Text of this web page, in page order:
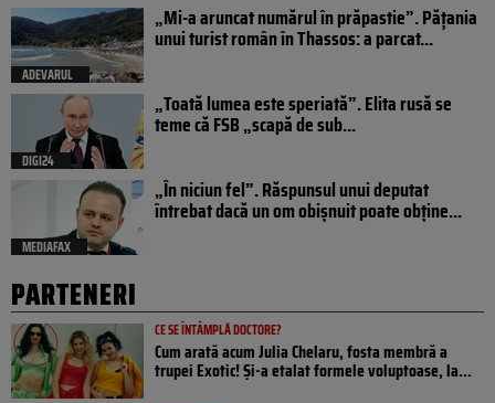
ADEVARUL
„Mi-a aruncat numărul în prăpastie”. Pățania
unui turist român în Thassos: a parcat...
DIGI24
„Toată lumea este speriată”. Elita rusă se
teme că FSB „scapă de sub...
MEDIAFAX
„În niciun fel”. Răspunsul unui deputat
întrebat dacă un om obișnuit poate obține...
PARTENERI
CE SE ÎNTÂMPLĂ DOCTORE?
Cum arată acum Julia Chelaru, fosta membră a
trupei Exotic! Și-a etalat formele voluptoase, la...